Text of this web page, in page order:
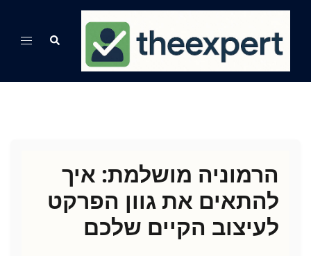
content
Search
Toggle
הרמוניה מושלמת: איך
להתאים את גוון הפרקט
לעיצוב הקיים שלכם